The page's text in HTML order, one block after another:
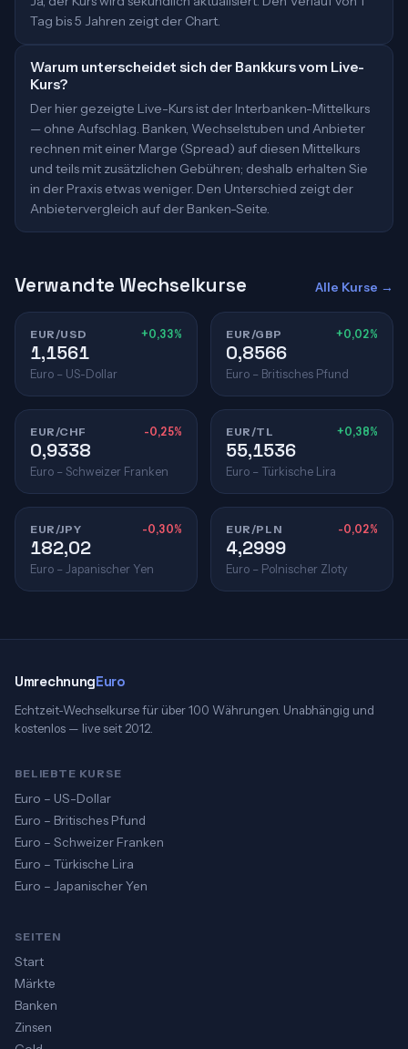
Tag bis 5 Jahren zeigt der Chart.
Warum unterscheidet sich der Bankkurs vom Live-
Kurs?
Der hier gezeigte Live-Kurs ist der Interbanken-Mittelkurs
— ohne Aufschlag. Banken, Wechselstuben und Anbieter
rechnen mit einer Marge (Spread) auf diesen Mittelkurs
und teils mit zusätzlichen Gebühren; deshalb erhalten Sie
in der Praxis etwas weniger. Den Unterschied zeigt der
Anbietervergleich auf der Banken-Seite.
Verwandte Wechselkurse Alle Kurse →
EUR/USD +0,33%
1,1561
Euro – US-Dollar
EUR/GBP +0,02%
0,8566
Euro – Britisches Pfund
EUR/CHF -0,25%
0,9338
Euro – Schweizer Franken
EUR/TL +0,38%
55,1536
Euro – Türkische Lira
EUR/JPY -0,30%
182,02
Euro – Japanischer Yen
EUR/PLN -0,02%
4,2999
Euro – Polnischer Zloty
UmrechnungEuro
Echtzeit-Wechselkurse für über 100 Währungen. Unabhängig und
kostenlos — live seit 2012.
BELIEBTE KURSE
Euro – US-Dollar
Euro – Britisches Pfund
Euro – Schweizer Franken
Euro – Türkische Lira
Euro – Japanischer Yen
SEITEN
Start
Märkte
Banken
Zinsen